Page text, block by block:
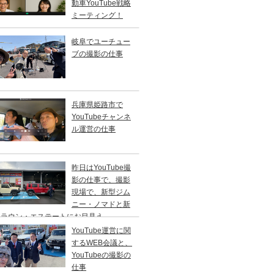
動車YouTube戦略
ミーティング！
岐阜でユーチュー
ブの撮影の仕事
兵庫県姫路市で
YouTubeチャンネ
ル運営の仕事
昨日はYouTube撮
影の仕事で、撮影
現場で、新型ジム
ニー・ノマドと新
ウン・エステートにお目見え。
YouTube運営に関
するWEB会議と、
YouTubeの撮影の
仕事